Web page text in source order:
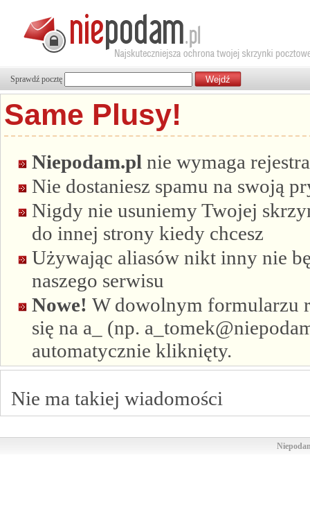
Sprawdź pocztę
Same Plusy!
Niepodam.pl nie wymaga
Nie dostaniesz spamu na swoją
Nigdy nie usuniemy Twojej
do innej strony kiedy chcesz
Używając aliasów nikt inny nie
naszego serwisu
Nowe! W dowolnym formularzu
się na a_ (np.
automatycznie kliknięty.
Nie ma takiej wiadomości